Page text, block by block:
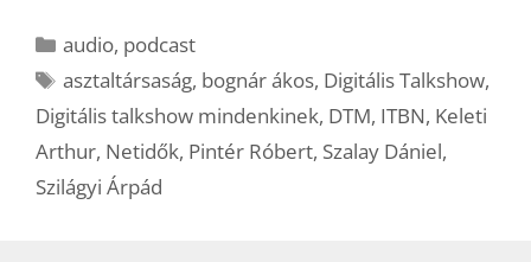
Kategória
audio, podcast
Címkék
asztaltársaság, bognár ákos, Digitális Talkshow,
Digitális talkshow mindenkinek, DTM, ITBN, Keleti
Arthur, Netidők, Pintér Róbert, Szalay Dániel,
Szilágyi Árpád